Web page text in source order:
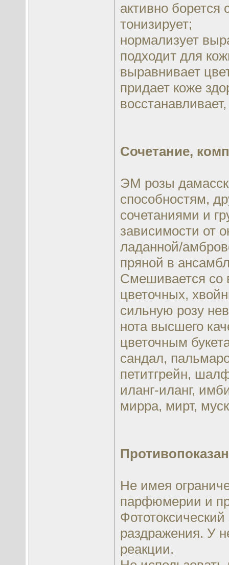
активно борется
тонизирует;
нормализует
подходит для
выравнивает
придает коже
Сочетание,
ЭМ розы
способностям,
сочетаниями и
зависимости от
ладанной/
пряной в
Смешивается со
цветочных,
сильную розу
нота высшего
цветочным
сандал,
петитгрейн,
иланг-иланг,
мирра, мирт,
Не имея
парфюмерии и
раздражения. У
реакции.